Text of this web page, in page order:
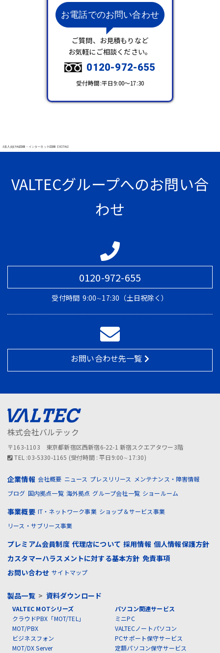
お電話でのお問い合わせ
ご質問、お見積もりなど
お気軽にご相談ください。
0120-972-655
受付時間:平日9:00～17:30
#法人向け光回線・インターネット回線【MOT光】
VALTECグループへのお問い合
わせ
0120-972-655
受付時間 9:00∼17:30（土日祝除く）
お問い合わせ先一覧
株式会社バルテック
〒163-1103 東京都新宿区西新宿6-22-1 新宿スクエアタワー3階
TEL :03-5330-1165 (受付時間 : 平日9:00∼17:30)
企業情報 会社概要 ニュース プレスリリース
メンテナンス・障害情報
ブログ 国内拠点一覧 海外拠点 グループ会社一覧 ショールーム
事業概要 IT・ネットワーク事業 ショップ＆サービス事業
リース・サブリース事業
プレミアム会員制度 代理店について 採用情報 個人情報保護方針
カスタマーハラスメントに対する基本方針 免責事項
お問い合わせ サイトマップ
製品一覧> 資料ダウンロード
VALTEC MOTシリーズ
クラウドPBX「MOT/TEL」
MOT/PBX
ビジネスフォン
MOT/DX Server
パソコン関連サービス
ミニPC
VALTECノートパソコン
PCサポート保守サービス
定額パソコン保守サービス